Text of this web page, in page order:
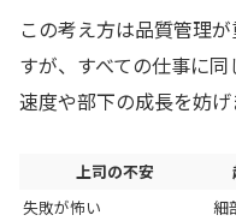
この考え方は品質管理
すが、すべての仕事に
速度や部下の成長を妨げ
上司の不安
失敗が怖い
細